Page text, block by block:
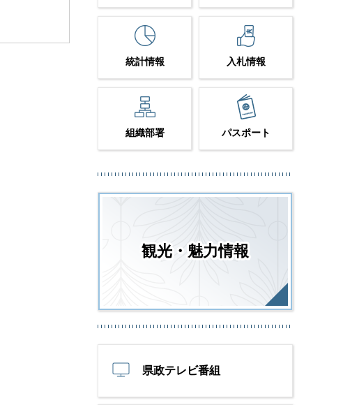
統計情報 入札情報
組織部署 パスポート
観光・魅力情報
県政テレビ番組